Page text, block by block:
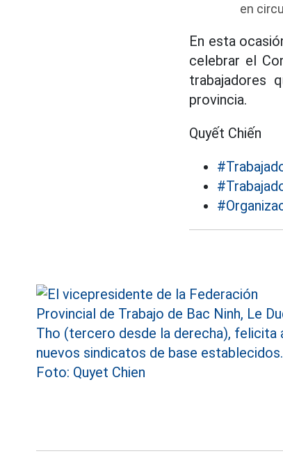
en
En esta
celebrar el
trabajadores
provincia.
Quyết Chiến